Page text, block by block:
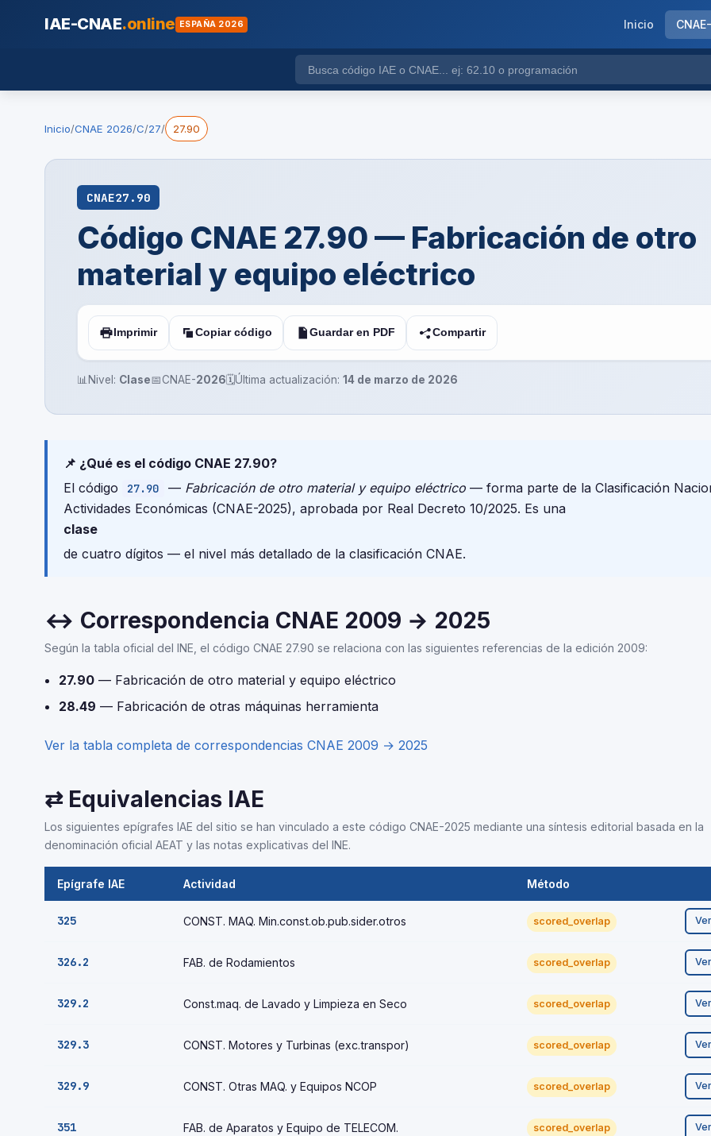
IAE-CNAE.online ESPAÑA 2026 Inicio
Inicio/CNAE 2026/C/27/ 27.90
CNAE27.90
Código CNAE 27.90 — Fabricación de otro
material y equipo eléctrico
Imprimir Copiar código Guardar en PDF Compartir
📊 Nivel: Clase📅CNAE-2026🗓️Última actualización: 14 de marzo de 2026
📌 ¿Qué es el código CNAE 27.90?
El código
27.90 — Fabricación de otro material y equipo eléctrico— forma parte de la Clasificación
Actividades Económicas (CNAE-2025), aprobada por Real Decreto 10/2025. Es una
clase
de cuatro dígitos — el nivel más detallado de la clasificación CNAE.
↔ Correspondencia CNAE 2009 → 2025
Según la tabla oficial del INE, el código CNAE 27.90 se relaciona con las siguientes referencias de la edición 2009:
27.90— Fabricación de otro material y equipo eléctrico
28.49 — Fabricación de otras máquinas herramienta
Ver la tabla completa de correspondencias CNAE 2009 → 2025
⇄ Equivalencias IAE
Los siguientes epígrafes IAE del sitio se han vinculado a este código CNAE-2025 mediante una síntesis editorial basada en la
denominación oficial AEAT y las notas explicativas del INE.
Epígrafe IAE Actividad Método
325 CONST. MAQ. Min.const.ob.pub.sider.otros scored_overlap
326.2 FAB. de Rodamientos scored_overlap
329.2 Const.maq. de Lavado y Limpieza en Seco scored_overlap
329.3 CONST. Motores y Turbinas (exc.transpor) scored_overlap
329.9 CONST. Otras MAQ. y Equipos NCOP scored_overlap
351 FAB. de Aparatos y Equipo de TELECOM. scored_overlap